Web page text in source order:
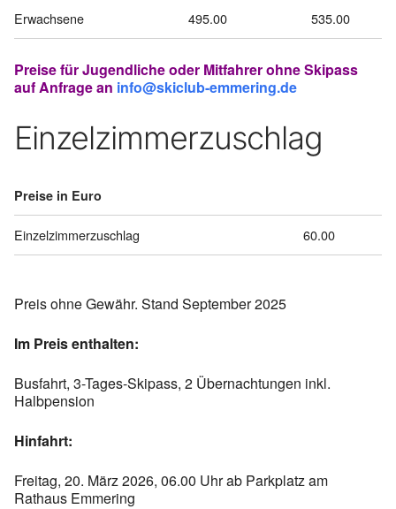
Erwachsene 495.00 535.00
Preise für Jugendliche oder Mitfahrer ohne Skipass
auf Anfrage an info@skiclub-emmering.de
Einzelzimmerzuschlag
Preise in Euro
Einzelzimmerzuschlag 60.00
Preis ohne Gewähr. Stand September 2025
Im Preis enthalten:
Busfahrt, 3-Tages-Skipass, 2 Übernachtungen inkl.
Halbpension
Hinfahrt:
Freitag, 20. März 2026, 06.00 Uhr ab Parkplatz am
Rathaus Emmering